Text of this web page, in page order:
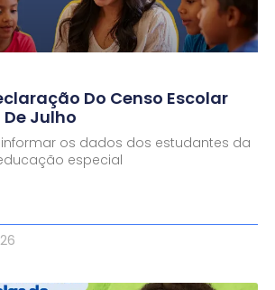
Do Censo Escolar
De Julho
os dados dos estudantes da
especial